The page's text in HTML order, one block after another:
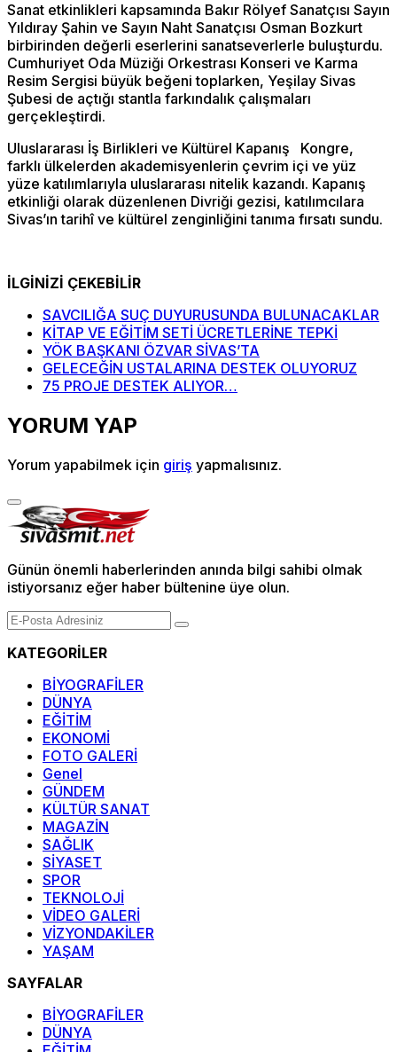
Sanat etkinlikleri kapsamında Bakır Rölyef Sanatçısı Sayın
Yıldıray Şahin ve Sayın Naht Sanatçısı Osman Bozkurt
birbirinden değerli eserlerini sanatseverlerle buluşturdu.
Cumhuriyet Oda Müziği Orkestrası Konseri ve Karma
Resim Sergisi büyük beğeni toplarken, Yeşilay Sivas
Şubesi de açtığı stantla farkındalık çalışmaları
gerçekleştirdi.
Uluslararası İş Birlikleri ve Kültürel Kapanış
Kongre,
farklı ülkelerden akademisyenlerin çevrim içi ve yüz
yüze katılımlarıyla uluslararası nitelik kazandı. Kapanış
etkinliği olarak düzenlenen Divriği gezisi, katılımcılara
Sivas’ın tarihî ve kültürel zenginliğini tanıma fırsatı sundu.
İLGİNİZİ ÇEKEBİLİR
SAVCILIĞA SUÇ DUYURUSUNDA BULUNACAKLAR
KİTAP VE EĞİTİM SETİ ÜCRETLERİNE TEPKİ
YÖK BAŞKANI ÖZVAR SİVAS’TA
GELECEĞİN USTALARINA DESTEK OLUYORUZ
75 PROJE DESTEK ALIYOR…
YORUM YAP
Yorum yapabilmek için giriş yapmalısınız.
Günün önemli haberlerinden anında bilgi sahibi olmak
istiyorsanız eğer haber bültenine üye olun.
KATEGORİLER
BİYOGRAFİLER
DÜNYA
EĞİTİM
EKONOMİ
FOTO GALERİ
Genel
GÜNDEM
KÜLTÜR SANAT
MAGAZİN
SAĞLIK
SİYASET
SPOR
TEKNOLOJİ
VİDEO GALERİ
VİZYONDAKİLER
YAŞAM
SAYFALAR
BİYOGRAFİLER
DÜNYA